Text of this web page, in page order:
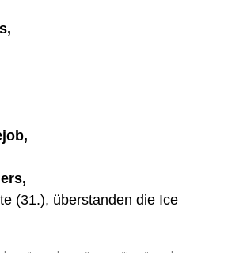
(31.), überstanden die Ice